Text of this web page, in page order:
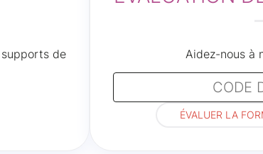
de
Aidez-nous à
ÉVALUER LA